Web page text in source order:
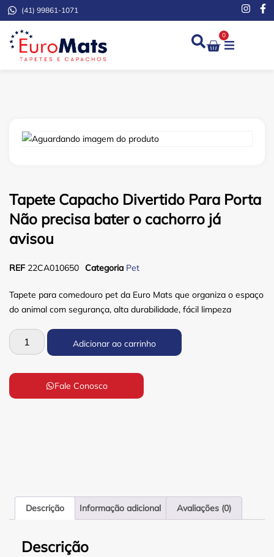
(41) 99861-1071
0
Tapete Capacho Divertido Para Porta
Não precisa bater o cachorro já
avisou
REF 22CA010650 Categoria Pet
Tapete para comedouro pet da Euro Mats que organiza o espaço
do animal com segurança, alta durabilidade, fácil limpeza
Adicionar ao carrinho
Fale Conosco
Descrição Informação adicional Avaliações (0)
Descrição